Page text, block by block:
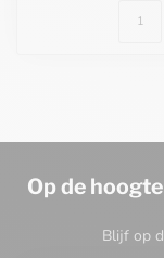
Op de
Blijf op